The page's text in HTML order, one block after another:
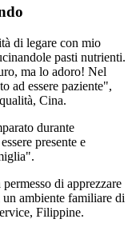
di legare con mio
pasti nutrienti.
ma lo adoro! Nel
ad essere paziente",
Cina.
durante
presente e
di apprezzare
ambiente familiare di
Filippine.